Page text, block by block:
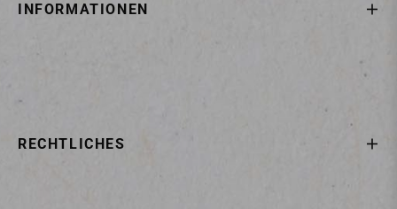
INFORMATIONEN
RECHTLICHES